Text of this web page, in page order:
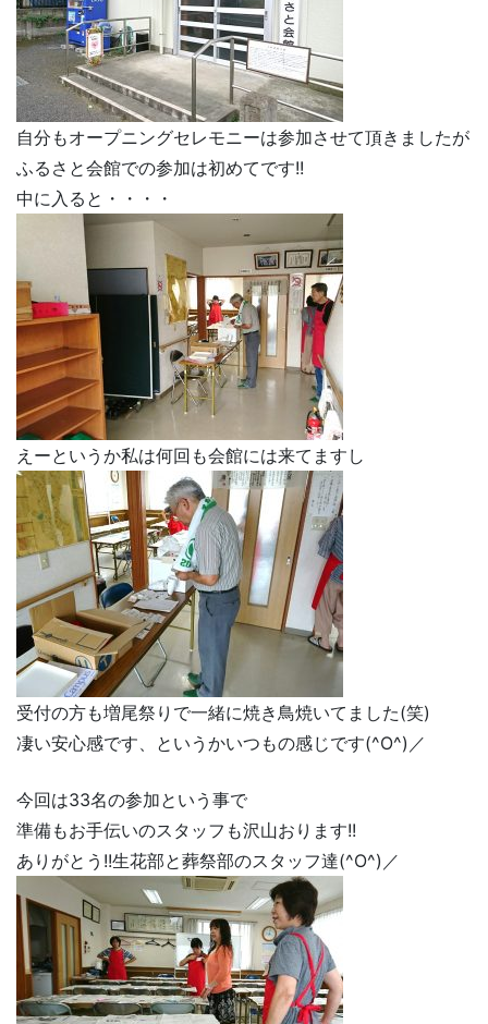
自分もオープニングセレモニーは参加させて頂きましたが
ふるさと会館での参加は初めてです!!
中に入ると・・・・
えーというか私は何回も会館には来てますし
受付の方も増尾祭りで一緒に焼き鳥焼いてました(笑)
凄い安心感です、というかいつもの感じです(^O^)／
今回は33名の参加という事で
準備もお手伝いのスタッフも沢山おります!!
ありがとう!!生花部と葬祭部のスタッフ達(^O^)／